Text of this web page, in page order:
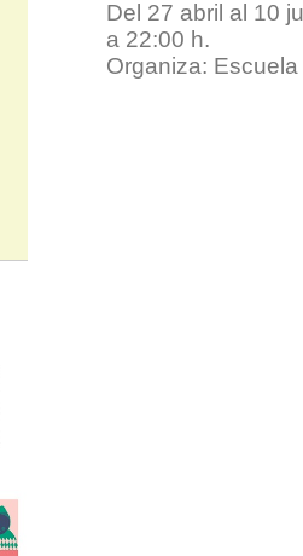
Del 27 abril al 10
a 22:00 h.
Organiza: